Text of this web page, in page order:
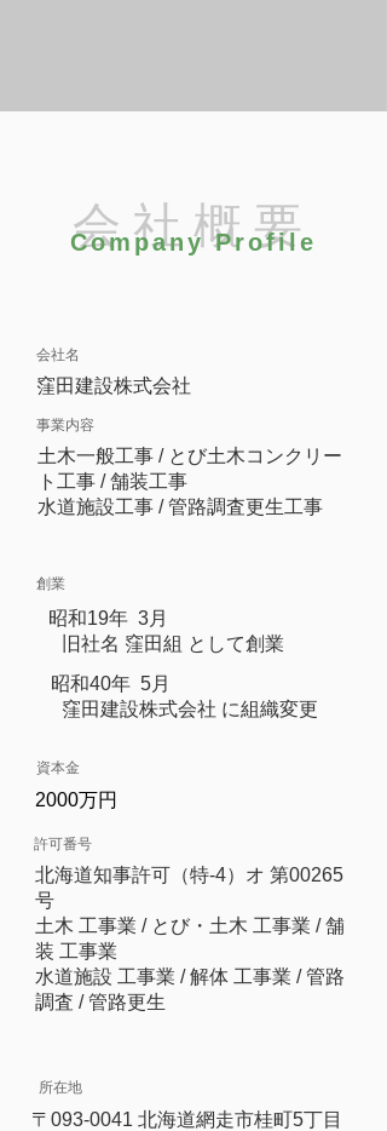
会社概要
Company Profile
​会社名
​窪田建設株式会社
事業内容
土木一般工事 / とび土木コンクリー
ト工事 / 舗装工事
​水道施設工事 / 管路調査更生工事
創業
昭和19年 3月
旧社名 窪田組 として創業
昭和40年 5月
窪田建設株式会社 に組織変更
資本金
2000万円
許可番号
北海道知事許可（特-4）オ 第00265
号
土木 工事業 / とび・土木 工事業 / 舗
装 工事業
水道施設 工事業 / 解体 工事業 / 管路
調査 / 管路更生
所在地
〒093-0041 北海道網走市桂町5丁目